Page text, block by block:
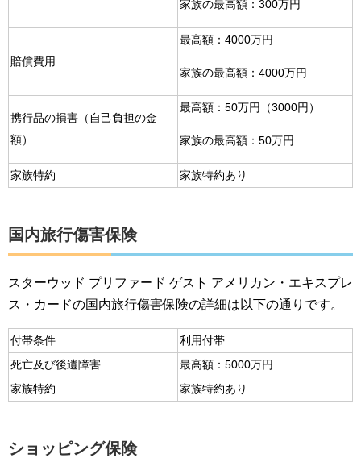
家族の最高額：300万円
賠償費用
最高額：4000万円
家族の最高額：4000万円
携行品の損害（自己負担の金
額）
最高額：50万円（3000円）
家族の最高額：50万円
家族特約 家族特約あり
国内旅行傷害保険
スターウッド プリファード ゲスト アメリカン・エキスプレ
ス・カードの国内旅行傷害保険の詳細は以下の通りです。
付帯条件
利用付帯
死亡及び後遺障害
最高額：5000万円
家族特約
家族特約あり
ショッピング保険